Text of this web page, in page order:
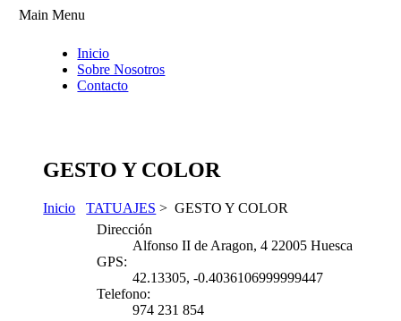
Main Menu
Inicio
Sobre Nosotros
Contacto
GESTO Y COLOR
Inicio TATUAJES > GESTO Y COLOR
Dirección
Alfonso II de Aragon, 4 22005 Huesca
GPS:
42.13305, -0.4036106999999447
Telefono:
974 231 854